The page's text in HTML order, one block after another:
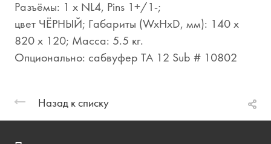
Разъёмы: 1 x NL4, Pins 1+/1-;
цвет ЧЁРНЫЙ; Габариты (WxHxD, мм): 140 x
820 x 120; Масса: 5.5 кг.
Опционально: сабвуфер TA 12 Sub # 10802
Назад к списку